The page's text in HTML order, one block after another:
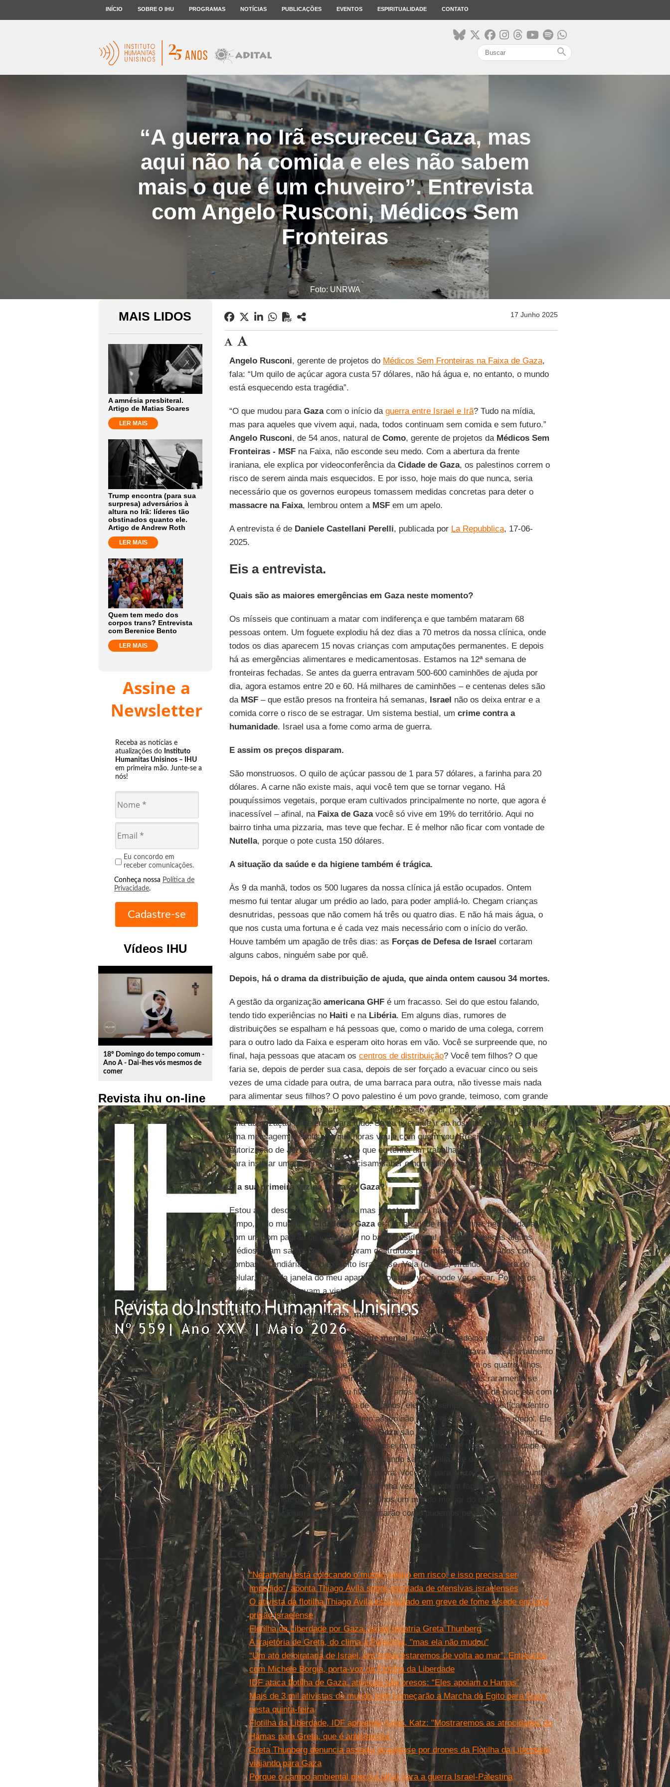
INÍCIO SOBRE O IHU PROGRAMAS NOTÍCIAS PUBLICAÇÕES EVENTOS ESPIRITUALIDADE CONTATO
search
“A guerra no Irã escureceu Gaza, mas
aqui não há comida e eles não sabem
mais o que é um chuveiro”. Entrevista
com Angelo Rusconi, Médicos Sem
Fronteiras
Foto: UNRWA
MAIS LIDOS
A amnésia presbiteral.
Artigo de Matias Soares
LER MAIS
Trump encontra (para sua
surpresa) adversários à
altura no Irã: líderes tão
obstinados quanto ele.
Artigo de Andrew Roth
LER MAIS
Quem tem medo dos
corpos trans? Entrevista
com Berenice Bento
LER MAIS
Assine a
Newsletter
Receba as notícias e
atualizações do Instituto
Humanitas Unisinos – IHU
em primeira mão. Junte-se a
nós!
Eu concordo em
receber comunicações.
Conheça nossa Política de
Privacidade.
Vídeos IHU
play_circle_outline
18º Domingo do tempo comum -
Ano A - Dai-lhes vós mesmos de
comer
Revista ihu on-line
17 Junho 2025
Angelo Rusconi, gerente de projetos do Médicos Sem Fronteiras na Faixa de Gaza,
fala: “Um quilo de açúcar agora custa 57 dólares, não há água e, no entanto, o mundo
está esquecendo esta tragédia”.
“O que mudou para Gazacom o início da guerra entre Israel e Irã? Tudo na mídia,
mas para aqueles que vivem aqui, nada, todos continuam sem comida e sem futuro.”
Angelo Rusconi, de 54 anos, natural de Como, gerente de projetos da Médicos Sem
Fronteiras - MSFna Faixa, não esconde seu medo. Com a abertura da frente
iraniana, ele explica por videoconferência da Cidade de Gaza, os palestinos correm o
risco de serem ainda mais esquecidos. E por isso, hoje mais do que nunca, seria
necessário que os governos europeus tomassem medidas concretas para deter o
massacre na Faixa, lembrou ontem a MSFem um apelo.
A entrevista é de Daniele Castellani Perelli, publicada por La Repubblica, 17-06-
2025.
Eis a entrevista.
Quais são as maiores emergências em Gaza neste momento?
Os mísseis que continuam a matar com indiferença e que também mataram 68
pessoas ontem. Um foguete explodiu há dez dias a 70 metros da nossa clínica, onde
todos os dias aparecem 15 novas crianças com amputações permanentes. E depois
há as emergências alimentares e medicamentosas. Estamos na 12ª semana de
fronteiras fechadas. Se antes da guerra entravam 500-600 caminhões de ajuda por
dia, agora estamos entre 20 e 60. Há milhares de caminhões – e centenas deles são
da MSF– que estão presos na fronteira há semanas, Israel não os deixa entrar e a
comida corre o risco de se estragar. Um sistema bestial, um crime contra a
humanidade. Israel usa a fome como arma de guerra.
E assim os preços disparam.
São monstruosos. O quilo de açúcar passou de 1 para 57 dólares, a farinha para 20
dólares. A carne não existe mais, aqui você tem que se tornar vegano. Há
pouquíssimos vegetais, porque eram cultivados principalmente no norte, que agora é
inacessível – afinal, na Faixa de Gazavocê só vive em 19% do território. Aqui no
bairro tinha uma pizzaria, mas teve que fechar. E é melhor não ficar com vontade de
Nutella, porque o pote custa 150 dólares.
A situação da saúde e da higiene também é trágica.
Às 9 da manhã, todos os 500 lugares da nossa clínica já estão ocupados. Ontem
mesmo fui tentar alugar um prédio ao lado, para poder ampliá-lo. Chegam crianças
desnutridas, pessoas que não comem há três ou quatro dias. E não há mais água, o
que nos custa uma fortuna e é cada vez mais necessário com o início do verão.
Houve também um apagão de três dias: as Forças de Defesa de Israel cortaram
alguns cabos, ninguém sabe por quê.
Depois, há o drama da distribuição de ajuda, que ainda ontem causou 34 mortes.
A gestão da organizaçãoamericana GHFé um fracasso. Sei do que estou falando,
tendo tido experiências noHaiti e naLibéria. Em alguns dias, rumores de
distribuições se espalham e há pessoas que, como o marido de uma colega, correm
para o outro lado da Faixa e esperam oito horas em vão. Você se surpreende que, no
final, haja pessoas que atacam os centros de distribuição? Você tem filhos? O que
faria se, depois de perder sua casa, depois de ser forçado a evacuar cinco ou seis
vezes de uma cidade para outra, de uma barraca para outra, não tivesse mais nada
para alimentar seus filhos? O povo palestino é um povo grande, teimoso, com grande
força interior, que não desiste diante deste pesadelo. Aqui, por exemplo, é necessária
uma autorização israelense para tudo. Se eu tiver que ir ao hospital, tenho que enviar
uma mensagem e explicar a que horas vou e com quem vou. Preciso ter uma
autorização deJerusalém , mesmo que eu tenha um trabalhador subindo no telhado
para instalar uma antena: eles precisam saber o nome dele e o que ele tem que fazer.
É a sua primeira vez na Faixa de Gaza?
Estou aqui desde o início de maio, mas já estava aqui há onze anos. Nesse meio
tempo, tudo mudou. ACidade de Gazaera uma cidade muito bonita, bem cuidada,
com um bom padrão de vida. Aqui, no bairro residencial deRimal, apenas alguns
prédios foram salvos; os outros foram destruídos pormísseisou queimados com
bombas incendiárias pelo exército israelense. Veja (diz ele, virando a câmera do
celular, ndr), da janela do meu apartamento agora você pode ver o mar. Porque os
prédios que bloqueavam a vista foram arrasados ​​ao longo dos meses.
Um episódio que, entre tantos, marcou você?
A menininha do nosso serviço desaúde mental, que tem pesadelos porque viu o pai
explodir após ser atingido por um foguete. E aquela mãe que morava num apartamento
de 180 metros quadrados e que está há 22 meses numa tenda com os quatro filhos.
'Não sei mais o que é um chuveiro', disse-me ela, contando que eles raramente se
lavam numa bacia. 'E tem o meu filho de 12 anos que gostaria de sair de bicicleta com
os amigos, como qualquer criança de 12 anos, ele nem sempre consegue ficar dentro
de uma tenda', acrescentou, 'e mesmo assim não quero que ele saia, tenho medo'. Ele
tem razão, porque todos os lugares emGazasão perigosos, você pode ser atingido
por um míssil em qualquer lugar. Mas pensei no meu filho, que tem a mesma idade e
faz cavalinhos de bicicleta no oratório. Quando saí da Itália, ele derramou uma
lágrima. "Eu sei que você tem que ir embora. Você vai para
Gaza ?", ele me perguntou.
Eu disse que sim, que desta vez era a minha vez. Eu também faço isso por ele, temos
o dever de tentar devolver aos nossos filhos um mundo melhor do que o que
conquistamos. E um dia eles nos perguntarão como pudemos permitir que tudo isso
acontecesse.
Leia mais
“Netanyahu está colocando o mundo inteiro em risco, e isso precisa ser
impedido”, aponta Thiago Ávila sobre escalada de ofensivas israelenses
O ativista da flotilha Thiago Ávila está isolado em greve de fome e sede em uma
prisão israelense
Flotilha da Liberdade por Gaza. Israel repatria Greta Thunberg
A trajetória de Greta, do clima à Palestina, "mas ela não mudou"
“Um ato de pirataria de Israel, em breve estaremos de volta ao mar”. Entrevista
com Michele Borgia, porta-voz da Flotilha da Liberdade
IDF ataca flotilha de Gaza, ativistas são presos: “Eles apoiam o Hamas”
Mais de 3 mil ativistas do mundo todo começarão a Marcha do Egito para Gaza
nesta quinta-feira
Flotilha da Liberdade, IDF apreende navio. Katz: "Mostraremos as atrocidades do
Hamas para Greta, que é antissemita"
Greta Thunberg denuncia assédio israelense por drones da Flotilha da Liberdade
viajando para Gaza
Porque o campo ambiental precisa olhar para a guerra Israel-Palestina